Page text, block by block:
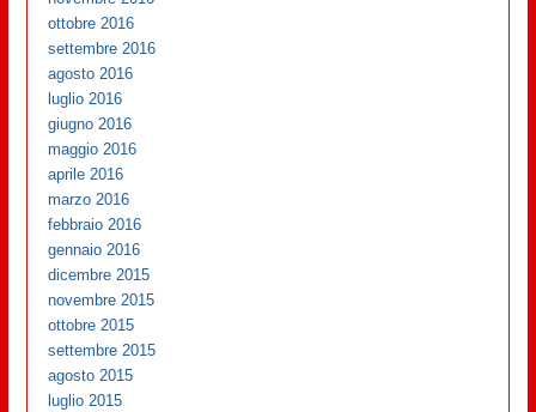
ottobre 2016
settembre 2016
agosto 2016
luglio 2016
giugno 2016
maggio 2016
aprile 2016
marzo 2016
febbraio 2016
gennaio 2016
dicembre 2015
novembre 2015
ottobre 2015
settembre 2015
agosto 2015
luglio 2015